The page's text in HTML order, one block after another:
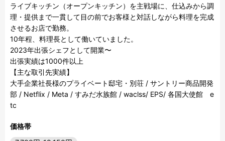
ライブキッチン（オープンキッチン）を主戦場に、仕込みから調
理・提供まで一貫して目の前でお客様と対話しながら料理を完成
させるお店で勤務。
10年程、料理長として働いていました。
2023年出張シェフとして開業〜
出張実績は1000件以上
【主な取引先実績】
大手企業社長様のプライベート邸宅・別荘 / サントリー商品開発
部 / Netflix / Meta / すみだ水族館 / waclss/ EPS/ 各国大使館　e
tc
価格帯